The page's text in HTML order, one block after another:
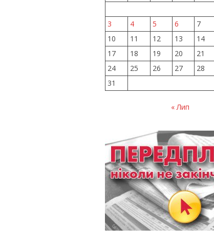
3
4 5 6 7
10
11 12 13 14
17
18 19 20 21
24
25 26 27 28
31
« Лип